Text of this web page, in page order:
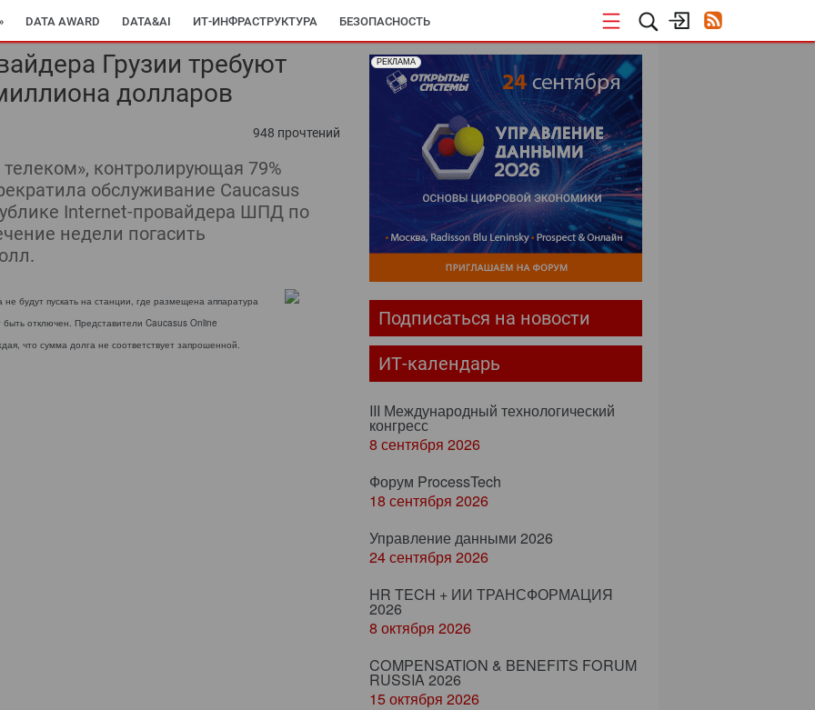
DATA AWARD DATA&AI ИТ-ИНФРАСТРУКТУРА БЕЗОПАСНОСТЬ
Грузии требуют
долларов
948 прочтений
контролирующая 79%
обслуживание Caucasus
Internet-провайдера ШПД по
недели погасить
будут пускать на станции, где размещена аппаратура
отключен. Представители Caucasus Online
что сумма долга не соответствует запрошенной.
РЕКЛАМА
Подписаться на новости
ИТ-календарь
III Международный технологический
конгресс
8 сентября 2026
Форум ProcessTech
18 сентября 2026
Управление данными 2026
24 сентября 2026
HR TECH + ИИ ТРАНСФОРМАЦИЯ
2026
8 октября 2026
COMPENSATION & BENEFITS FORUM
RUSSIA 2026
15 октября 2026